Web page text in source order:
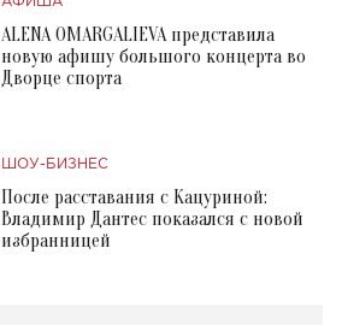
ALENA OMARGALIEVA представила
новую афишу большого концерта во
Дворце спорта
ШОУ-БИЗНЕС
После расставания с Кацуриной:
Владимир Дантес показался с новой
избранницей